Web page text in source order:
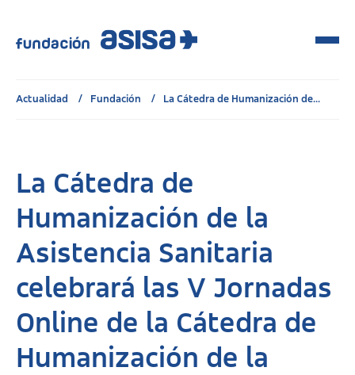
Actualidad Fundación La Cátedra de Humanización de...
La Cátedra de
Humanización de la
Asistencia Sanitaria
celebrará las V Jornadas
Online de la Cátedra de
Humanización de la